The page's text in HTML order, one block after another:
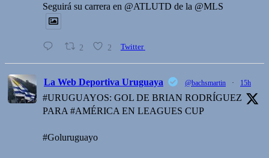
Seguirá su carrera en @ATLUTD de la @MLS
2 2 Twitter
La Web Deportiva Uruguaya @bachsmartin · 15h
#URUGUAYOS: GOL DE BRIAN RODRÍGUEZ
PARA #AMÉRICA EN LEAGUES CUP
#Goluruguayo